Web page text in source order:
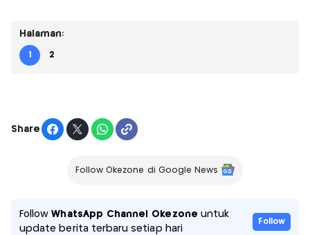
Halaman:
1 2
Share
Follow Okezone di Google News
FollowWhatsApp Channel Okezone untuk
update berita terbaru setiap hari
Follow